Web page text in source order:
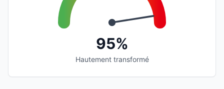
95%
Hautement transformé